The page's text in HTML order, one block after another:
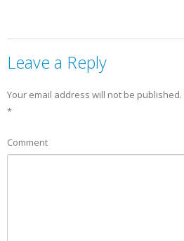
Leave a Reply
Your email address will not be published.
*
Comment